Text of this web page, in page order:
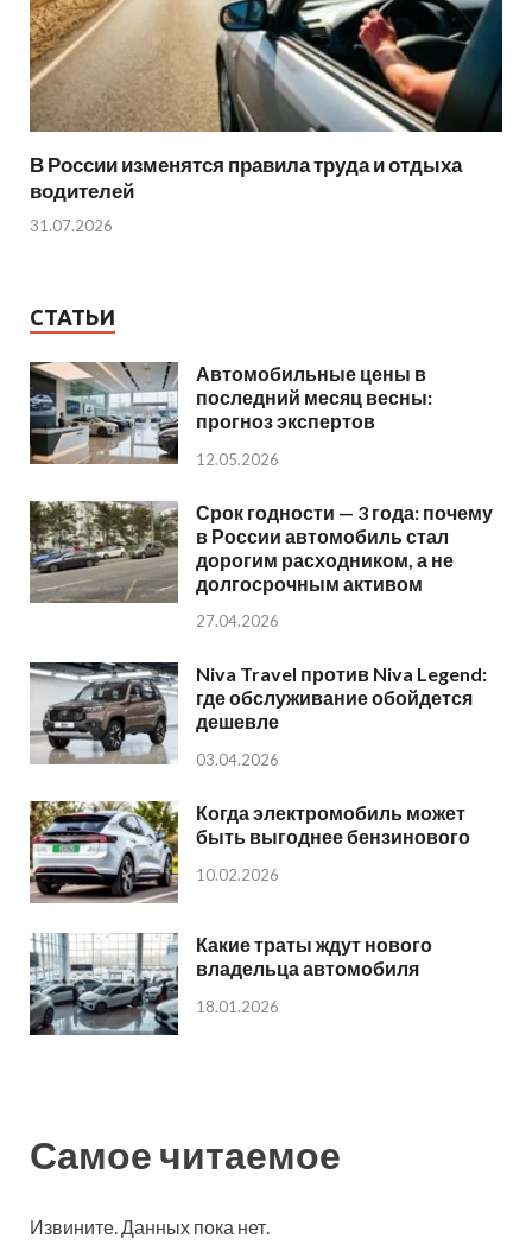
В России изменятся правила труда и отдыха
водителей
31.07.2026
СТАТЬИ
Автомобильные цены в
последний месяц весны:
прогноз экспертов
12.05.2026
Срок годности — 3 года: почему
в России автомобиль стал
дорогим расходником, а не
долгосрочным активом
27.04.2026
Niva Travel против Niva Legend:
где обслуживание обойдется
дешевле
03.04.2026
Когда электромобиль может
быть выгоднее бензинового
10.02.2026
Какие траты ждут нового
владельца автомобиля
18.01.2026
Самое читаемое
Извините. Данных пока нет.